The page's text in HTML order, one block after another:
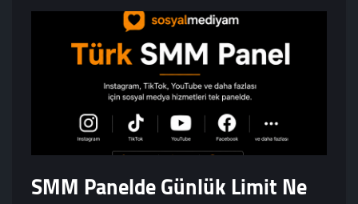
SMM Panelde Günlük Limit Ne